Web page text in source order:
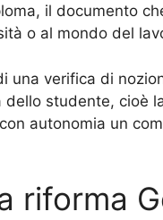
il documento
o al mondo del
verifica di
dello studente, cioè
autonomia un
riforma